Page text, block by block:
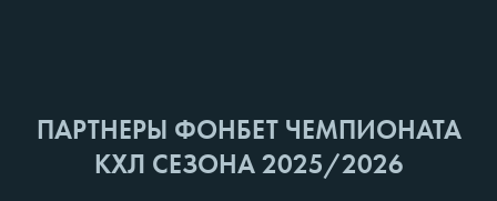
ПАРТНЕРЫ ФОНБЕТ ЧЕМПИОНАТА
КХЛ СЕЗОНА 2025/2026